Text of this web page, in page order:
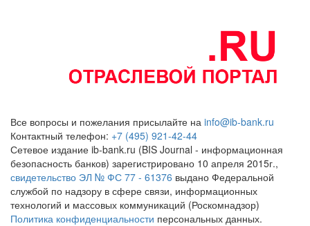
Все вопросы и пожелания присылайте на info@ib-bank.ru
Контактный телефон: +7 (495) 921-42-44
Сетевое издание ib-bank.ru (BIS Journal - информационная
безопасность банков) зарегистрировано 10 апреля 2015г.,
свидетельство ЭЛ № ФС 77 - 61376 выдано Федеральной
службой по надзору в сфере связи, информационных
технологий и массовых коммуникаций (Роскомнадзор)
Политика конфиденциальности персональных данных.